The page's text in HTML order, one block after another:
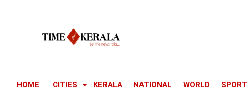
HOME CITIES KERALA NATIONAL WORLD